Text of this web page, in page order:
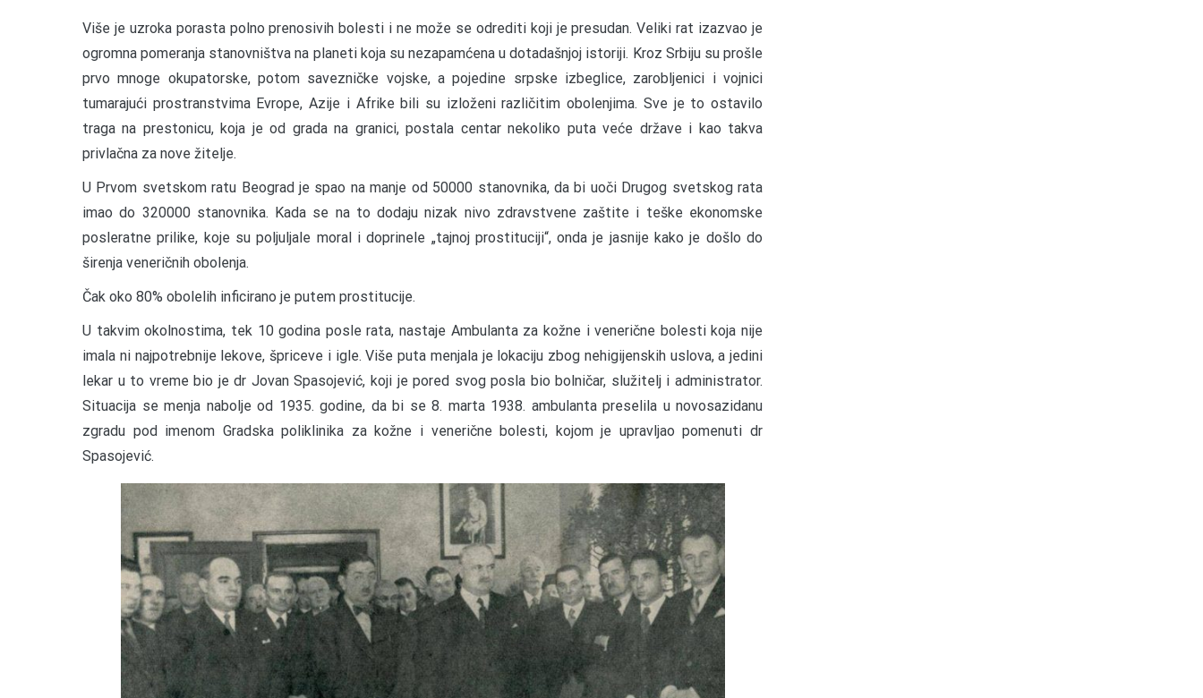
Više je uzroka porasta polno prenosivih bolesti i ne može se odrediti koji je presudan. Veliki rat izazvao je
ogromna pomeranja stanovništva na planeti koja su nezapamćena u dotadašnjoj istoriji. Kroz Srbiju su prošle
prvo mnoge okupatorske, potom savezničke vojske, a pojedine srpske izbeglice, zarobljenici i vojnici
tumarajući prostranstvima Evrope, Azije i Afrike bili su izloženi različitim obolenjima. Sve je to ostavilo
traga na prestonicu, koja je od grada na granici, postala centar nekoliko puta veće države i kao takva
privlačna za nove žitelje.
U Prvom svetskom ratu Beograd je spao na manje od 50000 stanovnika, da bi uoči Drugog svetskog rata
imao do 320000 stanovnika. Kada se na to dodaju nizak nivo zdravstvene zaštite i teške ekonomske
posleratne prilike, koje su poljuljale moral i doprinele „tajnoj prostituciji“, onda je jasnije kako je došlo do
širenja veneričnih obolenja.
Čak oko 80% obolelih inficirano je putem prostitucije.
U takvim okolnostima, tek 10 godina posle rata, nastaje Ambulanta za kožne i venerične bolesti koja nije
imala ni najpotrebnije lekove, špriceve i igle. Više puta menjala je lokaciju zbog nehigijenskih uslova, a jedini
lekar u to vreme bio je dr Jovan Spasojević, koji je pored svog posla bio bolničar, služitelj i administrator.
Situacija se menja nabolje od 1935. godine, da bi se 8. marta 1938. ambulanta preselila u novosazidanu
zgradu pod imenom Gradska poliklinika za kožne i venerične bolesti, kojom je upravljao pomenuti dr
Spasojević.